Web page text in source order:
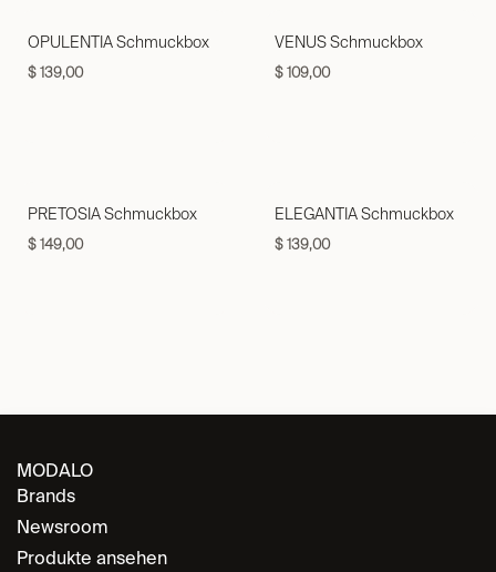
OPULENTIA Schmuckbox
$139,00
VENUS Schmuckbox
$109,00
PRETOSIA Schmuckbox
$149,00
ELEGANTIA Schmuckbox
$139,00
MODALO
Brands
Newsroom
Produkte ansehen